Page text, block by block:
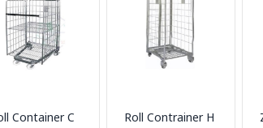
Container C
Roll Contrainer H